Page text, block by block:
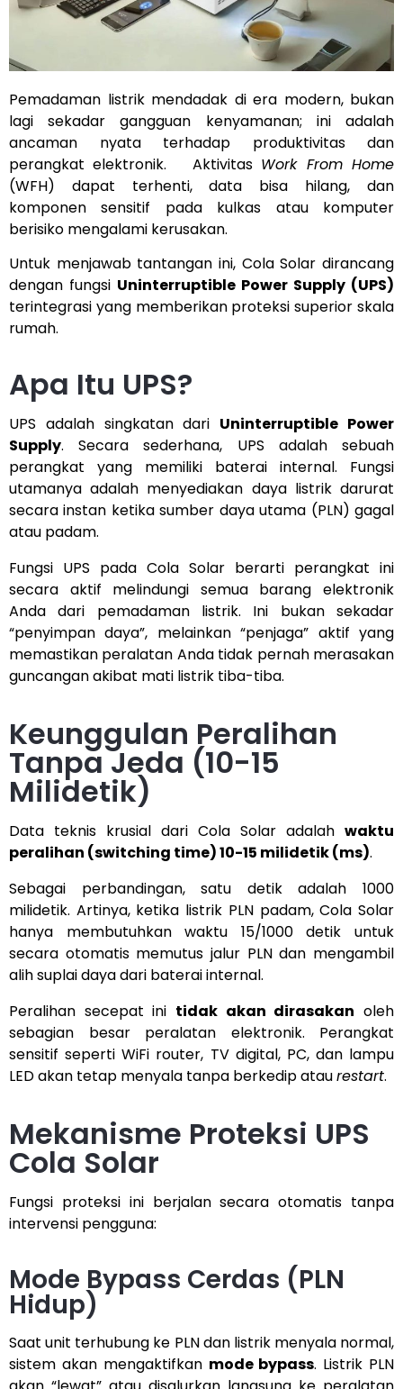
Pemadaman listrik mendadak di era modern, bukan
lagi sekadar gangguan kenyamanan; ini adalah
ancaman nyata terhadap produktivitas dan
perangkat elektronik. Aktivitas Work From Home
(WFH) dapat terhenti, data bisa hilang, dan
komponen sensitif pada kulkas atau komputer
berisiko mengalami kerusakan.
Untuk menjawab tantangan ini, Cola Solar dirancang
dengan fungsi Uninterruptible Power Supply (UPS)
terintegrasi yang memberikan proteksi superior skala
rumah.
Apa Itu UPS?
UPS adalah singkatan dari Uninterruptible Power
Supply. Secara sederhana, UPS adalah sebuah
perangkat yang memiliki baterai internal. Fungsi
utamanya adalah menyediakan daya listrik darurat
secara instan ketika sumber daya utama (PLN) gagal
atau padam.
Fungsi UPS pada Cola Solar berarti perangkat ini
secara aktif melindungi semua barang elektronik
Anda dari pemadaman listrik. Ini bukan sekadar
“penyimpan daya”, melainkan “penjaga” aktif yang
memastikan peralatan Anda tidak pernah merasakan
guncangan akibat mati listrik tiba-tiba.
Keunggulan Peralihan
Tanpa Jeda (10-15
Milidetik)
Data teknis krusial dari Cola Solar adalah waktu
peralihan (switching time) 10-15 milidetik (ms).
Sebagai perbandingan, satu detik adalah 1000
milidetik. Artinya, ketika listrik PLN padam, Cola Solar
hanya membutuhkan waktu 15/1000 detik untuk
secara otomatis memutus jalur PLN dan mengambil
alih suplai daya dari baterai internal.
Peralihan secepat ini tidak akan dirasakan oleh
sebagian besar peralatan elektronik. Perangkat
sensitif seperti WiFi router, TV digital, PC, dan lampu
LED akan tetap menyala tanpa berkedip ataurestart.
Mekanisme Proteksi UPS
Cola Solar
Fungsi proteksi ini berjalan secara otomatis tanpa
intervensi pengguna:
Mode Bypass Cerdas (PLN
Hidup)
Saat unit terhubung ke PLN dan listrik menyala normal,
sistem akan mengaktifkan mode bypass. Listrik PLN